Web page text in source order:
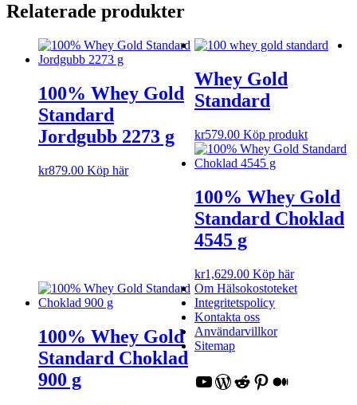
Relaterade produkter
100% Whey Gold
Standard
Jordgubb 2273 g
kr879.00 Köp här
Whey Gold
Standard
kr579.00 Köp produkt
100% Whey Gold
Standard Choklad
4545 g
kr1,629.00 Köp här
100% Whey Gold
Standard Choklad
900 g
Om Hälsokostoteket
Integritetspolicy
Kontakta oss
Användarvillkor
Sitemap
YouTube
WordPress
Reddit
Pinterest
Medium